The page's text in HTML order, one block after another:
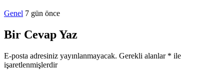
Genel 7 gün önce
Bir Cevap Yaz
E-posta adresiniz yayınlanmayacak. Gerekli alanlar * ile
işaretlenmişlerdir